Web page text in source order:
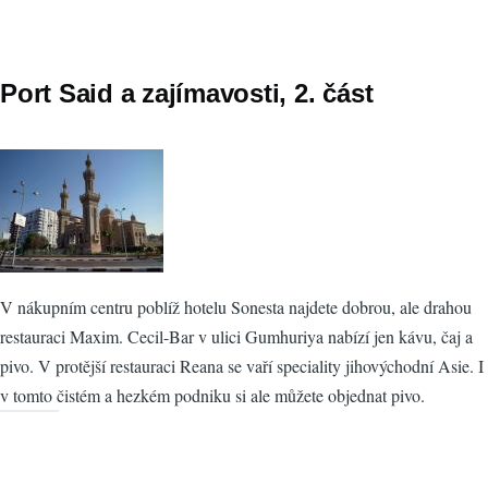
Port Said a zajímavosti, 2. část
V nákupním centru poblíž hotelu Sonesta najdete dobrou, ale drahou
restauraci Maxim. Cecil-Bar v ulici Gumhuriya nabízí jen kávu, čaj a
pivo. V protější restauraci Reana se vaří speciality jihovýchodní Asie. I
v tomto čistém a hezkém podniku si ale můžete objednat pivo.